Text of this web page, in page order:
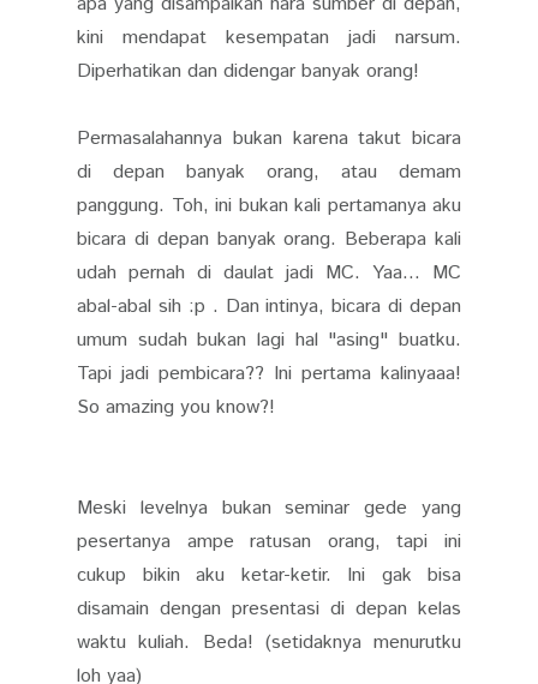
kini mendapat kesempatan jadi narsum.
Diperhatikan dan didengar banyak orang!
Permasalahannya bukan karena takut bicara
di depan banyak orang, atau demam
panggung. Toh, ini bukan kali pertamanya aku
bicara di depan banyak orang. Beberapa kali
udah pernah di daulat jadi MC. Yaa... MC
abal-abal sih :p . Dan intinya, bicara di depan
umum sudah bukan lagi hal "asing" buatku.
Tapi jadi pembicara?? Ini pertama kalinyaaa!
So amazing you know?!
Meski levelnya bukan seminar gede yang
pesertanya ampe ratusan orang, tapi ini
cukup bikin aku ketar-ketir. Ini gak bisa
disamain dengan presentasi di depan kelas
waktu kuliah. Beda! (setidaknya menurutku
loh yaa)